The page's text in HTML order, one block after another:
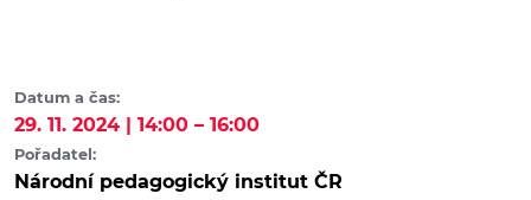
Datum a čas:
29. 11. 2024 | 14:00 – 16:00
Pořadatel:
Národní pedagogický institut ČR